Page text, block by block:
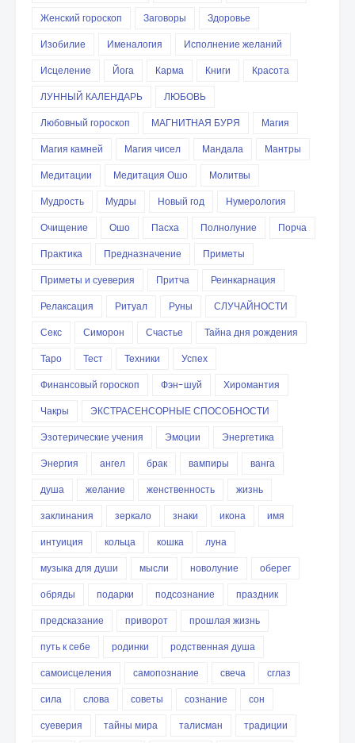
Женский гороскоп
Заговоры
Здоровье
Изобилие
Именалогия
Исполнение желаний
Исцеление
Йога Карма Книги
Красота
ЛУННЫЙ КАЛЕНДАРЬ
ЛЮБОВЬ
Любовный гороскоп
МАГНИТНАЯ БУРЯ
Магия
Магия камней
Магия чисел Мандала
Мантры
Медитации
Медитация Ошо
Молитвы
Мудрость
Мудры Новый год
Нумерология
Очищение
Ошо Пасха Полнолуние
Порча
Практика
Предназначение
Приметы
Приметы и суеверия
Притча
Реинкарнация
Релаксация
Ритуал Руны
СЛУЧАЙНОСТИ
Секс
Симорон Счастье
Тайна дня рождения
Таро
Тест Техники
Успех
Финансовый гороскоп
Фэн-шуй
Хиромантия
Чакры
ЭКСТРАСЕНСОРНЫЕ СПОСОБНОСТИ
Эзотерические учения
Эмоции
Энергетика
Энергия
ангел брак вампиры
ванга
душа
желание женственность
жизнь
заклинания
зеркало знаки икона
имя
интуиция
кольца кошка
луна
музыка для души
мысли новолуние
оберег
обряды
подарки подсознание
праздник
предсказание
приворот
прошлая жизнь
путь к себе
родинки
родственная душа
самоисцеления
самопознание свеча
сглаз
сила
слова советы сознание
сон
суеверия
тайны мира талисман
традиции